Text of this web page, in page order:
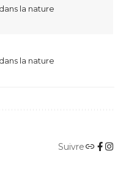
la nature
la nature
Suivre